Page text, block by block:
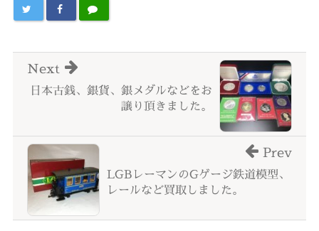
日本古銭、銀貨、銀メダルなどをお
譲り頂きました。
Next
LGBレーマンのGゲージ鉄道模型、
レールなど買取しました。
Prev